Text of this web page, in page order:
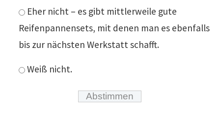
Eher nicht – es gibt mittlerweile gute
Reifenpannensets, mit denen man es ebenfalls
bis zur nächsten Werkstatt schafft.
Weiß nicht.